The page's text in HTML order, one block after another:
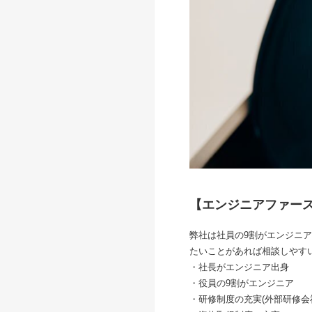
【エンジニアファー
弊社は社員の9割がエンジニ
たいことがあれば相談しやす
・社長がエンジニア出身
・役員の9割がエンジニア
・研修制度の充実(外部研修